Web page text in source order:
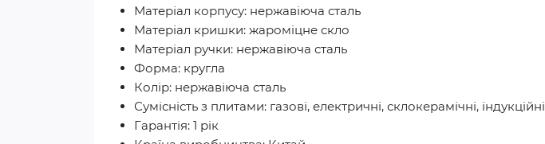
Матеріал корпусу: нержавіюча сталь
Матеріал кришки: жароміцне скло
Матеріал ручки: нержавіюча сталь
Форма: кругла
Колір: нержавіюча сталь
Сумісність з плитами: газові, електричні, склокерамічні, індукційні
Гарантія: 1 рік